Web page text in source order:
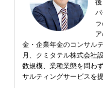
金・企業年金のコンサル
月、クミタテル株式会社
数規模、業種業態を問わ
サルティングサービスを提